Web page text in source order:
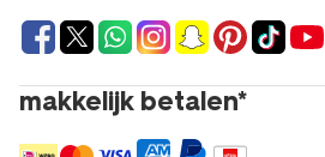
makkelijk betalen*